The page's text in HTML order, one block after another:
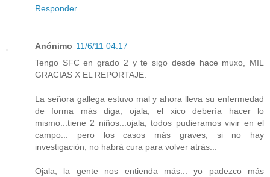
Responder
Anónimo 11/6/11 04:17
Tengo SFC en grado 2 y te sigo desde hace muxo, MIL
GRACIAS X EL REPORTAJE.
La señora gallega estuvo mal y ahora lleva su enfermedad
de forma más diga, ojala, el xico debería hacer lo
mismo...tiene 2 niños...ojala, todos pudieramos vivir en el
campo... pero los casos más graves, si no hay
investigación, no habrá cura para volver atrás...
Ojala, la gente nos entienda más... yo padezco más